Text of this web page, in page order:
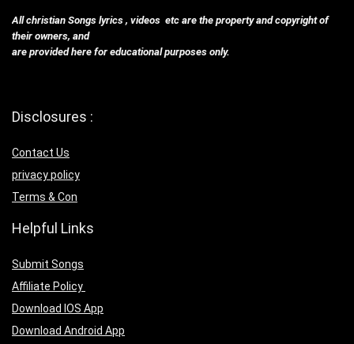
All christian Songs lyrics , videos etc are the property and copyright of
their owners, and
are provided here for educational purposes only.
Disclosures :
Contact Us
privacy policy
Terms & Con
Helpful Links
Submit Songs
Affiliate Policy
Download IOS App
Download Android App